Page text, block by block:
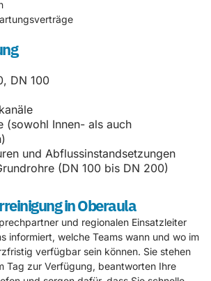
DN 100
(sowohl Innen- als auch
und Abflussinstandsetzungen
(DN 100 bis DN 200)
in Oberaula
und regionalen Einsatzleiter
informiert, welche Teams wann und wo im
verfügbar sein können. Sie stehen
Tag zur Verfügung, beantworten Ihre